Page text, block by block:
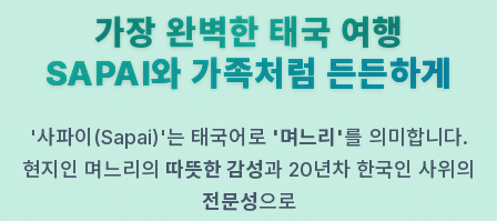
가장 완벽한 태국 여행
SAPAI와 가족처럼 든든하게
'사파이(Sapai)'는 태국어로 '며느리'를 의미합니다.
현지인 며느리의 따뜻한 감성과 20년차 한국인 사위의
전문성으로